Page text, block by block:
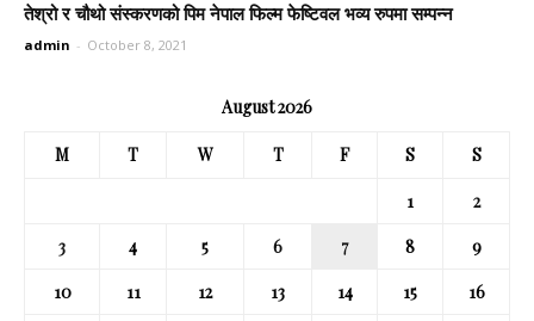
तेश्रो र चौथो संस्करणको पिम नेपाल फिल्म फेष्टिवल भव्य रुपमा सम्पन्न
admin - October 8, 2021
August 2026
M T W T F S S
1
2
3
4 5 6 7 8
9
10
11 12 13 14 15
16